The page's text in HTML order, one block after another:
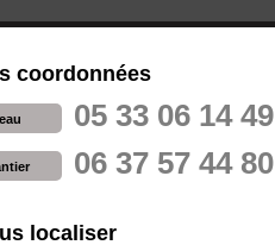
coordonnées
05 33 06 14 49
06 37 57 44 80
localiser